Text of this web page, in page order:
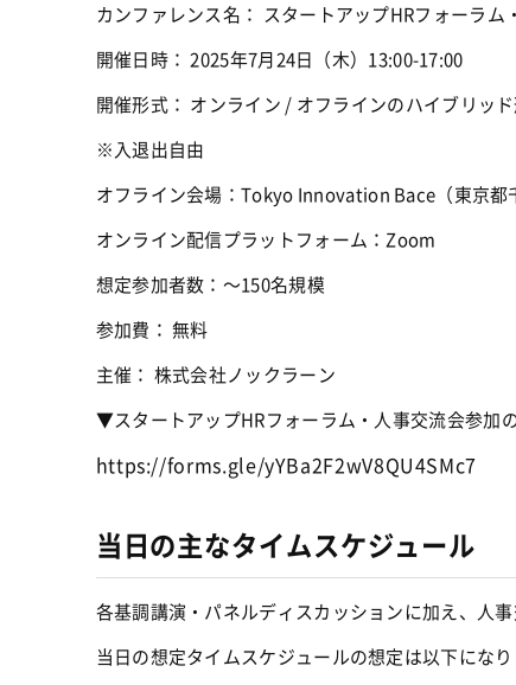
カンファレンス名： スタートアップHRフォーラム
開催日時： 2025年7月24日（木）13:00-17:00
開催形式： オンライン / オフラインのハイブリッ
※入退出自由
オフライン会場：Tokyo Innovation Bace（東京都
オンライン配信プラットフォーム：Zoom
想定参加者数：〜150名規模
参加費： 無料
主催： 株式会社ノックラーン
▼スタートアップHRフォーラム・人事交流会参加
https://forms.gle/yYBa2F2wV8QU4SMc7
当日の主なタイムスケジュール
各基調講演・パネルディスカッションに加え、人
当日の想定タイムスケジュールの想定は以下になり